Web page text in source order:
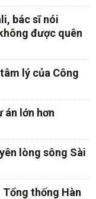
bác sĩ nói
được quên
lý của Công
án lớn hơn
lòng sông Sài
Tổng thống Hàn